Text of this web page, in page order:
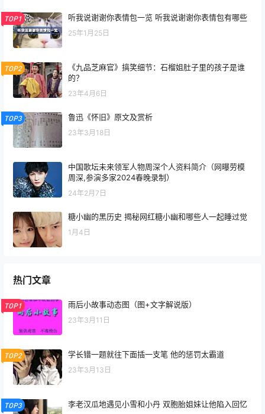
TOP1 听我说谢谢你表情包一览 听我说谢谢你表情包有哪些
25年1月25日
TOP2
《九品芝麻官》搞笑细节：石榴姐肚子里的孩子是谁
的？
23年4月6日
TOP3 鲁迅《怀旧》原文及赏析
23年3月18日
中国歌坛未来领军人物周深个人资料简介（网曝劳模
周深,参演多家2024春晚录制）
24年2月7日
糖小幽的黑历史 揭秘网红糖小幽和哪些人一起睡过觉
1月4日
热门文章
TOP1 雨后小故事动态图（图+文字解说版）
23年3月11日
TOP2 学长错一题就往下面插一支笔 他的惩罚太霸道
23年3月13日
TOP3 李老汉瓜地遇见小雪和小丹 双胞胎姐妹让他陷入回忆